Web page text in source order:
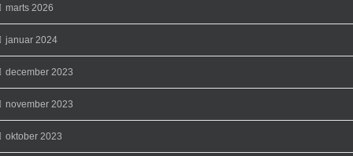
marts 2026
januar 2024
december 2023
november 2023
oktober 2023